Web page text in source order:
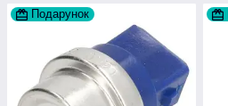
Подарунок